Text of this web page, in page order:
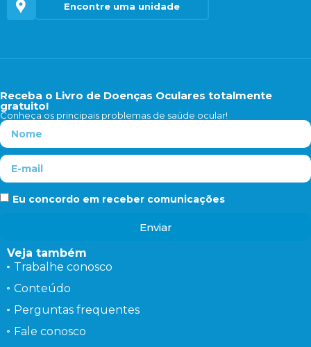
Encontre uma unidade
Receba o Livro de Doenças Oculares totalmente
gratuito!
Conheça os principais problemas de saúde ocular!
Eu concordo em receber comunicações
Enviar
Veja também
Trabalhe conosco
Conteúdo
Perguntas frequentes
Fale conosco